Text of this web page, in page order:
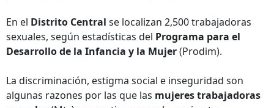
En el Distrito Central se localizan 2,500 trabajadoras
sexuales, según estadísticas del Programa para el
Desarrollo de la Infancia y la Mujer(Prodim).
La discriminación, estigma social e inseguridad son
algunas razones por las que las mujeres trabajadoras